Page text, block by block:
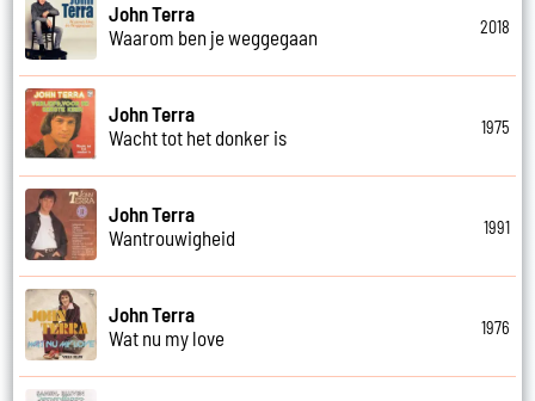
John Terra
Waarom ben je weggegaan
2018
John Terra
Wacht tot het donker is
1975
John Terra
Wantrouwigheid
1991
John Terra
Wat nu my love
1976